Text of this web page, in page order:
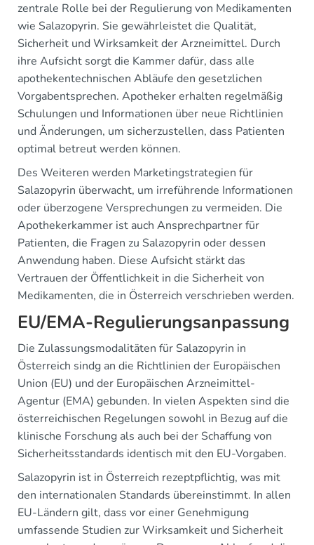
zentrale Rolle bei der Regulierung von Medikamenten
wie Salazopyrin. Sie gewährleistet die Qualität,
Sicherheit und Wirksamkeit der Arzneimittel. Durch
ihre Aufsicht sorgt die Kammer dafür, dass alle
apothekentechnischen Abläufe den gesetzlichen
Vorgabentsprechen. Apotheker erhalten regelmäßig
Schulungen und Informationen über neue Richtlinien
und Änderungen, um sicherzustellen, dass Patienten
optimal betreut werden können.
Des Weiteren werden Marketingstrategien für
Salazopyrin überwacht, um irreführende Informationen
oder überzogene Versprechungen zu vermeiden. Die
Apothekerkammer ist auch Ansprechpartner für
Patienten, die Fragen zu Salazopyrin oder dessen
Anwendung haben. Diese Aufsicht stärkt das
Vertrauen der Öffentlichkeit in die Sicherheit von
Medikamenten, die in Österreich verschrieben werden.
EU/EMA-Regulierungsanpassung
Die Zulassungsmodalitäten für Salazopyrin in
Österreich sindg an die Richtlinien der Europäischen
Union (EU) und der Europäischen Arzneimittel-
Agentur (EMA) gebunden. In vielen Aspekten sind die
österreichischen Regelungen sowohl in Bezug auf die
klinische Forschung als auch bei der Schaffung von
Sicherheitsstandards identisch mit den EU-Vorgaben.
Salazopyrin ist in Österreich rezeptpflichtig, was mit
den internationalen Standards übereinstimmt. In allen
EU-Ländern gilt, dass vor einer Genehmigung
umfassende Studien zur Wirksamkeit und Sicherheit